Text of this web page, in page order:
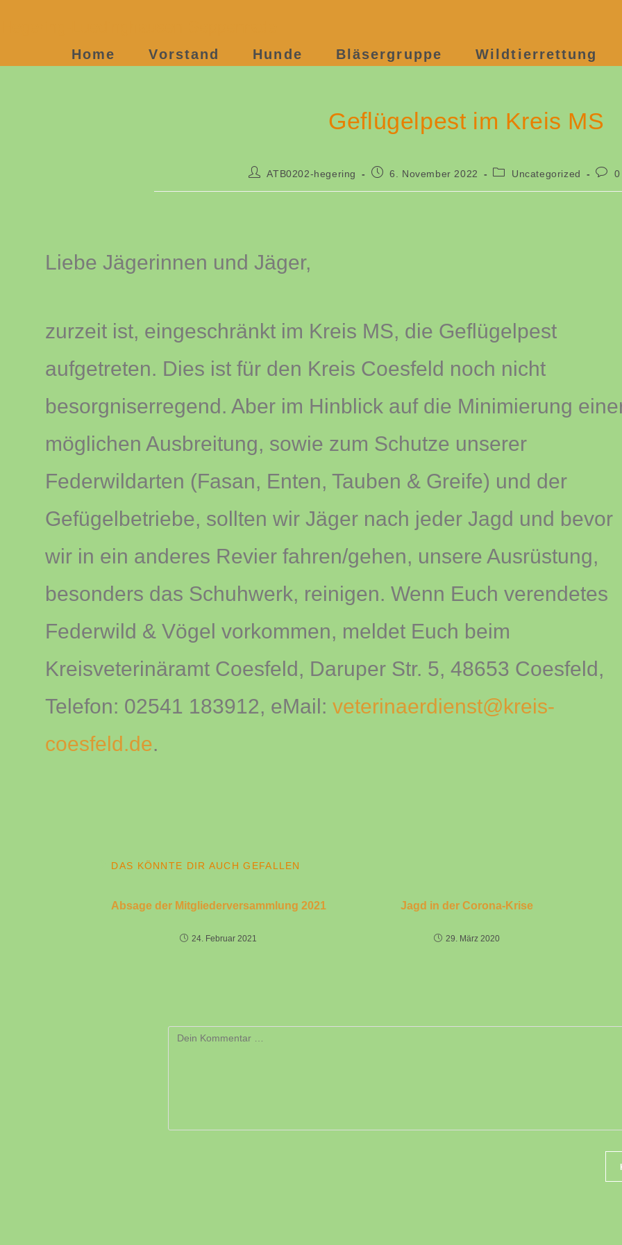
Home Vorstand Hunde Bläsergruppe Wildtierrettung
Geflügelpest im Kreis MS
ATB0202-hegering 6. November 2022 Uncategorized
Liebe Jägerinnen und Jäger,
zurzeit ist, eingeschränkt im Kreis MS, die Geflügelpest
aufgetreten. Dies ist für den Kreis Coesfeld noch nicht
besorgniserregend. Aber im Hinblick auf die Minimierung
möglichen Ausbreitung, sowie zum Schutze unserer
Federwildarten (Fasan, Enten, Tauben & Greife) und der
Gefügelbetriebe, sollten wir Jäger nach jeder Jagd und bevor
wir in ein anderes Revier fahren/gehen, unsere Ausrüstung,
besonders das Schuhwerk, reinigen. Wenn Euch verendetes
Federwild & Vögel vorkommen, meldet Euch beim
Kreisveterinäramt Coesfeld, Daruper Str. 5, 48653 Coesfeld,
Telefon: 02541 183912, eMail: veterinaerdienst@kreis-
coesfeld.de.
DAS KÖNNTE DIR AUCH GEFALLEN
Absage der Mitgliederversammlung 2021
24. Februar 2021
Jagd in der Corona-Krise
29. März 2020